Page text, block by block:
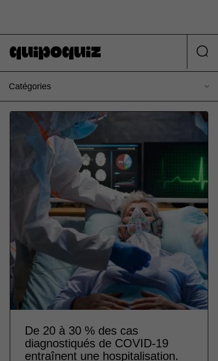
Catégories
De 20 à 30 % des cas
diagnostiqués de COVID-19
entraînent une hospitalisation.